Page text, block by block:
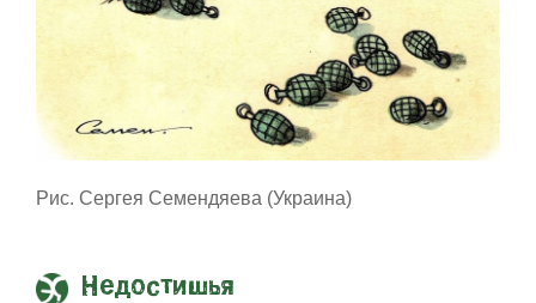
Рис. Сергея Семендяева (Украина)
Недостишья